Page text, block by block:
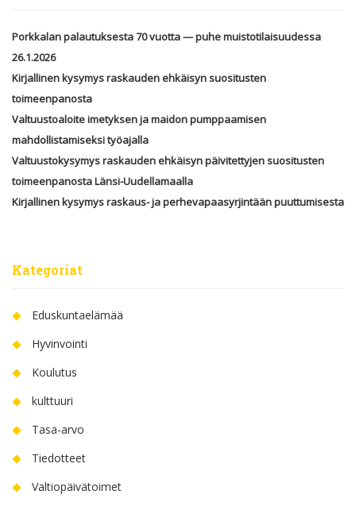
Porkkalan palautuksesta 70 vuotta — puhe muistotilaisuudessa
26.1.2026
Kirjallinen kysymys raskauden ehkäisyn suositusten
toimeenpanosta
Valtuustoaloite imetyksen ja maidon pumppaamisen
mahdollistamiseksi työajalla
Valtuustokysymys raskauden ehkäisyn päivitettyjen suositusten
toimeenpanosta Länsi-Uudellamaalla
Kirjallinen kysymys raskaus- ja perhevapaasyrjintään puuttumisesta
Kategoriat
Eduskuntaelämää
Hyvinvointi
Koulutus
kulttuuri
Tasa-arvo
Tiedotteet
Valtiopäivätoimet